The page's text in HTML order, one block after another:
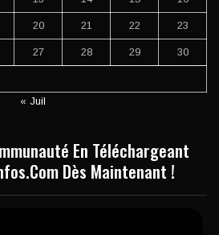
20 21 22 23
27 28 29 30
« Juil
En Téléchargeant
Dès Maintenant !